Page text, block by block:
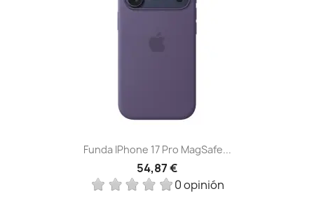
Funda IPhone 17 Pro MagSafe...
54,87 €
0 opinión